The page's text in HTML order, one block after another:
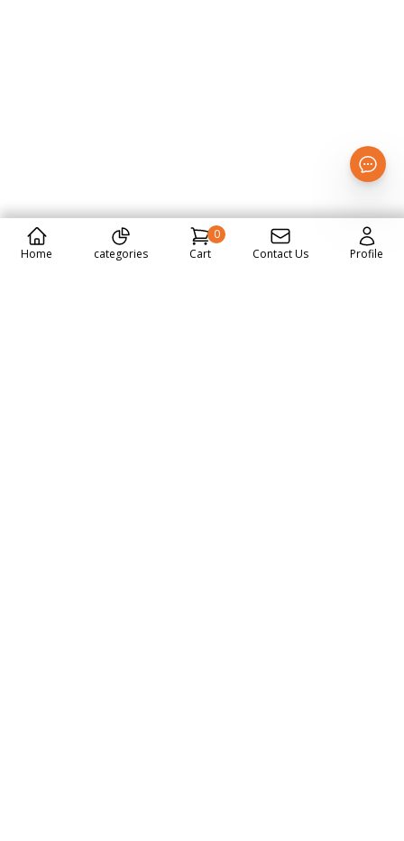
Home categories
0
Cart
Contact Us Profile